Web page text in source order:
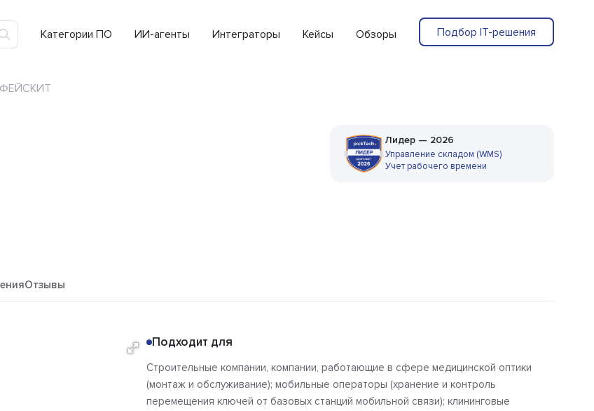
Категории ПО ИИ-агенты Интеграторы Кейсы Обзоры Подбор IT-решения
ФЕЙСКИТ
Лидер — 2026
Управление складом (WMS)
Учет рабочего времени
Отзывы
Подходит для
Строительные компании, компании, работающие в сфере медицинской оптики
(монтаж и обслуживание); мобильные операторы (хранение и контроль
перемещения ключей от базовых станций мобильной связи); клининговые